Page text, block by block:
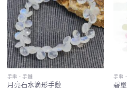
手串．手鏈
月亮石水滴形手鏈
手串
碧